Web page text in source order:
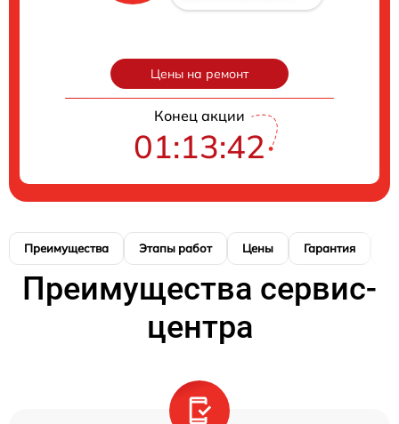
Цены на ремонт
Конец акции
01:13:41
Преимущества Этапы работ Цены Гарантия
Преимущества сервис-
центра